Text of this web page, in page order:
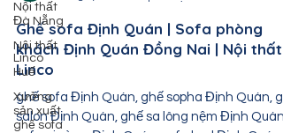
Nội thất
Đà Nẵng
Nội thất
Linco
Huế
Xưởng
sản xuất
ghế sofa
dinhtuads
26 thg 7, 2022
1 phút đọc
Ghế sofa Định Quán | Sofa phòng
khách Định Quán Đồng Nai | Nội thất
Linco
ghế sofa Định Quán, ghế sopha Định Quán,